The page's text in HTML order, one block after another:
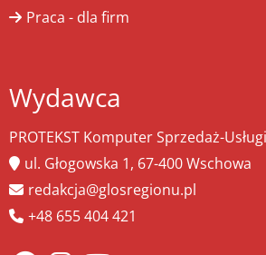
Praca - dla firm
Wydawca
PROTEKST Komputer Sprzedaż-
ul. Głogowska 1, 67-400 Wschowa
redakcja@glosregionu.pl
+48 655 404 421